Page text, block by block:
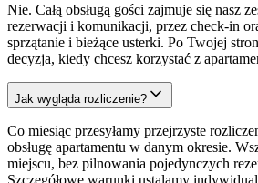
Nie. Całą obsługą gości zajmuje się nasz
rezerwacji i komunikacji, przez check-in
sprzątanie i bieżące usterki. Po Twojej
decyzja, kiedy chcesz korzystać z
Jak wygląda rozliczenie?
Co miesiąc przesyłamy przejrzyste
obsługę apartamentu w danym okresie.
miejscu, bez pilnowania pojedynczych
Szczegółowe warunki ustalamy